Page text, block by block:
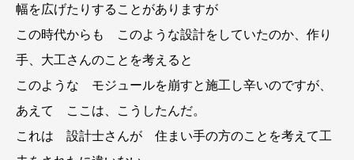
幅を広げたりすることがありますが
この時代からも このような設計をしていたのか、作り
手、大工さんのことを考えると
このような モジュールを崩すと施工し辛いのですが、
あえて ここは、こうしたんだ。
これは 設計士さんが 住まい手の方のことを考えて工